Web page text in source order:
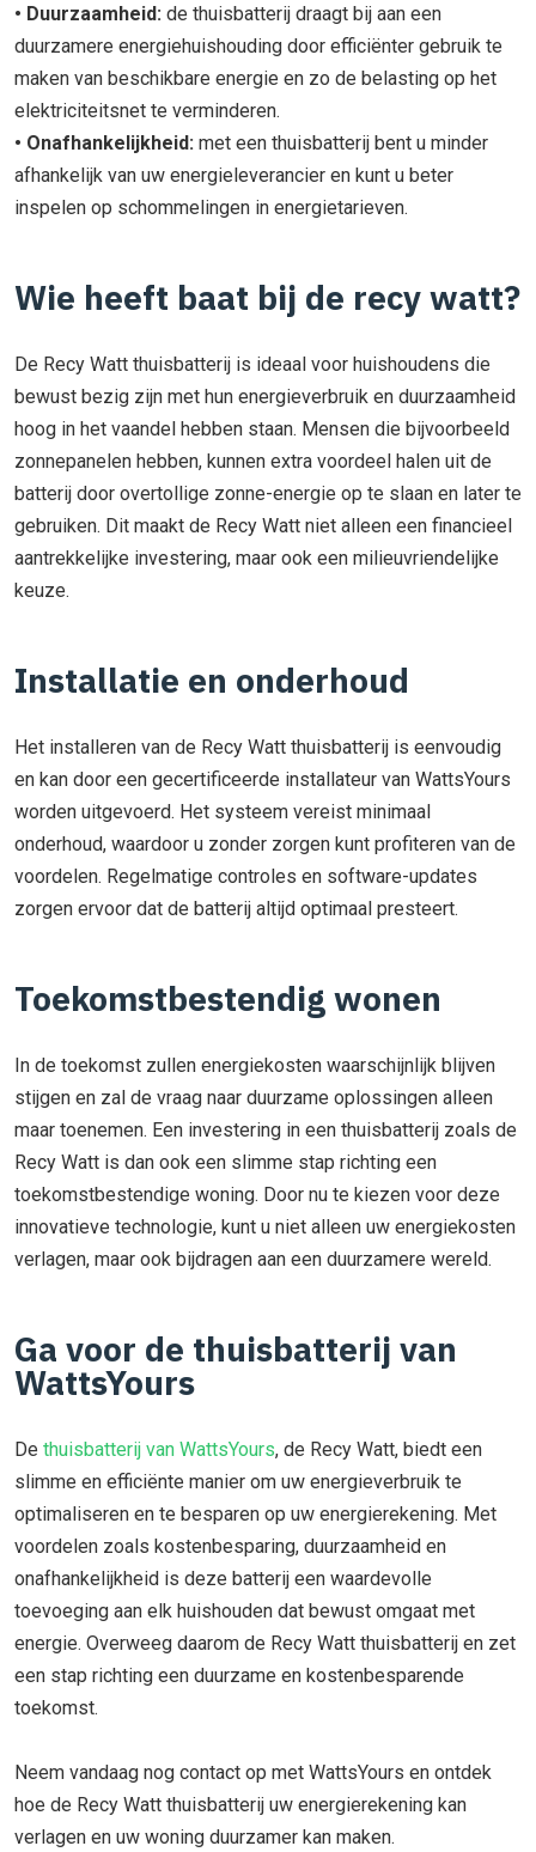
• Duurzaamheid: de thuisbatterij draagt bij aan een
duurzamere energiehuishouding door efficiënter gebruik te
maken van beschikbare energie en zo de belasting op het
elektriciteitsnet te verminderen.
• Onafhankelijkheid: met een thuisbatterij bent u minder
afhankelijk van uw energieleverancier en kunt u beter
inspelen op schommelingen in energietarieven.
Wie heeft baat bij de recy watt?
De Recy Watt thuisbatterij is ideaal voor huishoudens die
bewust bezig zijn met hun energieverbruik en duurzaamheid
hoog in het vaandel hebben staan. Mensen die bijvoorbeeld
zonnepanelen hebben, kunnen extra voordeel halen uit de
batterij door overtollige zonne-energie op te slaan en later te
gebruiken. Dit maakt de Recy Watt niet alleen een financieel
aantrekkelijke investering, maar ook een milieuvriendelijke
keuze.
Installatie en onderhoud
Het installeren van de Recy Watt thuisbatterij is eenvoudig
en kan door een gecertificeerde installateur van WattsYours
worden uitgevoerd. Het systeem vereist minimaal
onderhoud, waardoor u zonder zorgen kunt profiteren van de
voordelen. Regelmatige controles en software-updates
zorgen ervoor dat de batterij altijd optimaal presteert.
Toekomstbestendig wonen
In de toekomst zullen energiekosten waarschijnlijk blijven
stijgen en zal de vraag naar duurzame oplossingen alleen
maar toenemen. Een investering in een thuisbatterij zoals de
Recy Watt is dan ook een slimme stap richting een
toekomstbestendige woning. Door nu te kiezen voor deze
innovatieve technologie, kunt u niet alleen uw energiekosten
verlagen, maar ook bijdragen aan een duurzamere wereld.
Ga voor de thuisbatterij van
WattsYours
De thuisbatterij van WattsYours, de Recy Watt, biedt een
slimme en efficiënte manier om uw energieverbruik te
optimaliseren en te besparen op uw energierekening. Met
voordelen zoals kostenbesparing, duurzaamheid en
onafhankelijkheid is deze batterij een waardevolle
toevoeging aan elk huishouden dat bewust omgaat met
energie. Overweeg daarom de Recy Watt thuisbatterij en zet
een stap richting een duurzame en kostenbesparende
toekomst.
Neem vandaag nog contact op met WattsYours en ontdek
hoe de Recy Watt thuisbatterij uw energierekening kan
verlagen en uw woning duurzamer kan maken.